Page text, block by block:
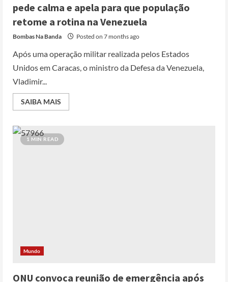
pede calma e apela para que população
retome a rotina na Venezuela
Bombas Na Banda Posted on 7 months ago
Após uma operação militar realizada pelos Estados
Unidos em Caracas, o ministro da Defesa da Venezuela,
Vladimir...
SAIBA MAIS
1 MIN READ
Mundo
ONU convoca reunião de emergência após